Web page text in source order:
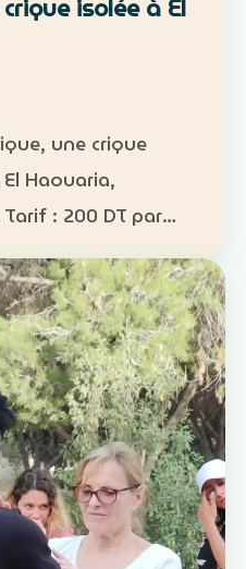
isolée à El
une crique
Haouaria,
limitée : 50
la crique
et snorkel…